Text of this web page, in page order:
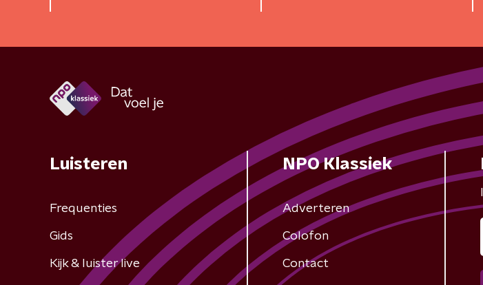
Luisteren
Frequenties
Gids
Kijk & luister live
NPO Klassiek
Adverteren
Colofon
Contact